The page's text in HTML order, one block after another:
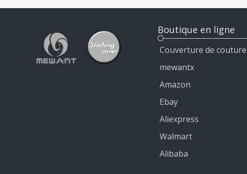
Boutique en ligne
Couverture de couture
mewantx
Amazon
Ebay
Aliexpress
Walmart
Alibaba